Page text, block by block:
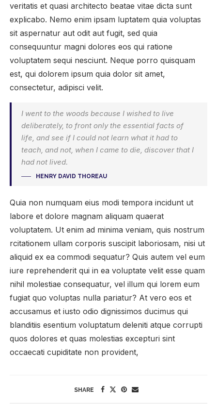
veritatis et quasi architecto beatae vitae dicta sunt
explicabo. Nemo enim ipsam luptatem quia voluptas
sit aspernatur aut odit aut fugit, sed quia
consequuntur magni dolores eos qui ratione
voluptatem sequi nesciunt. Neque porro quisquam
est, qui dolorem ipsum quia dolor sit amet,
consectetur, adipisci velit.
I went to the woods because I wished to live
deliberately, to front only the essential facts of
life, and see if I could not learn what it had to
teach, and not, when I came to die, discover that I
had not lived.
HENRY DAVID THOREAU
Quia non numquam eius modi tempora incidunt ut
labore et dolore magnam aliquam quaerat
voluptatem. Ut enim ad minima veniam, quis nostrum
rcitationem ullam corporis suscipit laboriosam, nisi ut
aliquid ex ea commodi sequatur? Quis autem vel eum
iure reprehenderit qui in ea voluptate velit esse quam
nihil molestiae consequatur, vel illum qui lorem eum
fugiat quo voluptas nulla pariatur? At vero eos et
accusamus et iusto odio dignissimos ducimus qui
blanditiis esentium voluptatum deleniti atque corrupti
quos dolores et quas molestias excepturi sint
occaecati cupiditate non provident,
SHARE